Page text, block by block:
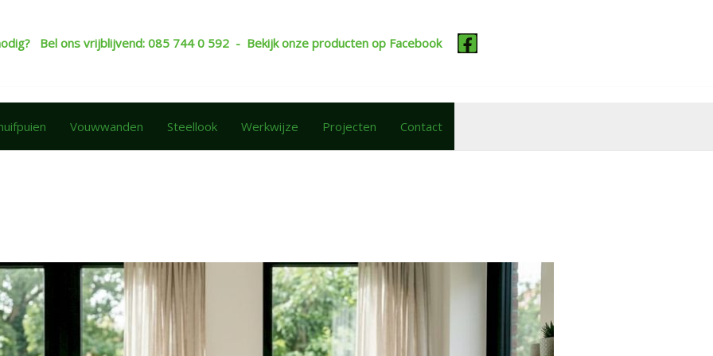
Bel ons vrijblijvend: 085 744 0 592 - Bekijk onze producten op Facebook
Vouwwanden Steellook Werkwijze Projecten Contact